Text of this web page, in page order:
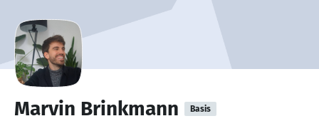
Marvin Brinkmann Basis